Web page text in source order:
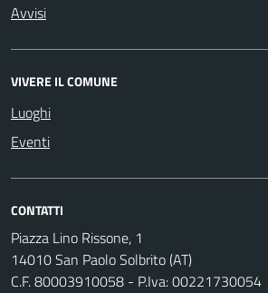
Avvisi
VIVERE IL COMUNE
Luoghi
Eventi
CONTATTI
Piazza Lino Rissone, 1
14010 San Paolo Solbrito (AT)
C.F. 80003910058 - P.Iva: 00221730054